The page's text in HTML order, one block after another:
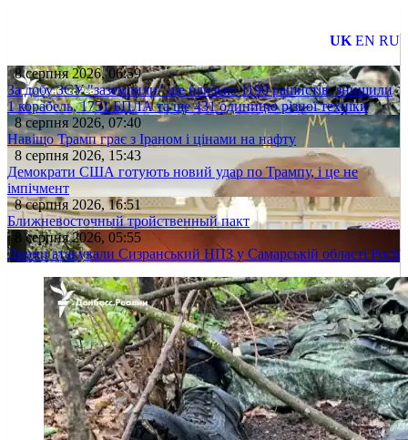
UK EN RU
8 серпня 2026, 06:59
За добу ЗСУ "заземлили" ще близько 1190 рашистів, знищили
1 корабель, 1751 БПЛА та ще 431 одиницю різної техніки
8 серпня 2026, 07:40
Навіщо Трамп грає з Іраном і цінами на нафту
8 серпня 2026, 15:43
Демократи США готують новий удар по Трампу, і це не
імпічмент
8 серпня 2026, 16:51
Ближневосточный тройственный пакт
8 серпня 2026, 05:55
Дрони атакували Сизранський НПЗ у Самарській області Росії